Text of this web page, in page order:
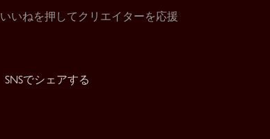
いいねを押してクリエイターを応援
SNSでシェアする